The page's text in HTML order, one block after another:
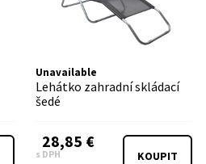
Unavailable
Lehátko zahradní skládací
šedé
28,85 €
s DPH KOUPIT